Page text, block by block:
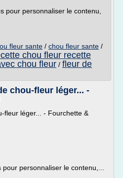
pour personnaliser le contenu,
fleur sante / chou fleur sante /
chou fleur recette
chou fleur / fleur de
chou-fleur léger... -
fleur léger... - Fourchette &
personnaliser le contenu,...